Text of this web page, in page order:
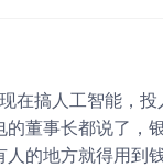
在搞人工智能，
董事长都说了
的地方就得用到